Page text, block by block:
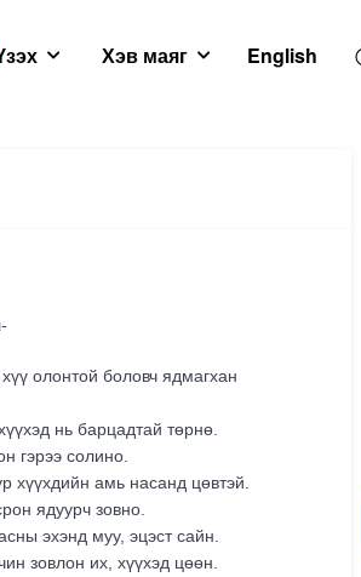
Хэв маяг English
олонтой боловч ядмагхан
нь барцадтай төрнө.
гэрээ солино.
хүүхдийн амь насанд цөвтэй.
ядуурч зовно.
эхэнд муу, эцэст сайн.
зовлон их, хүүхэд цөөн.